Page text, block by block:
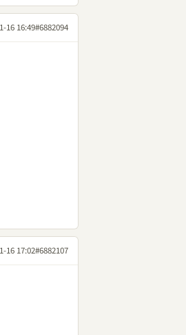
16 16:49#6882094
16 17:02#6882107